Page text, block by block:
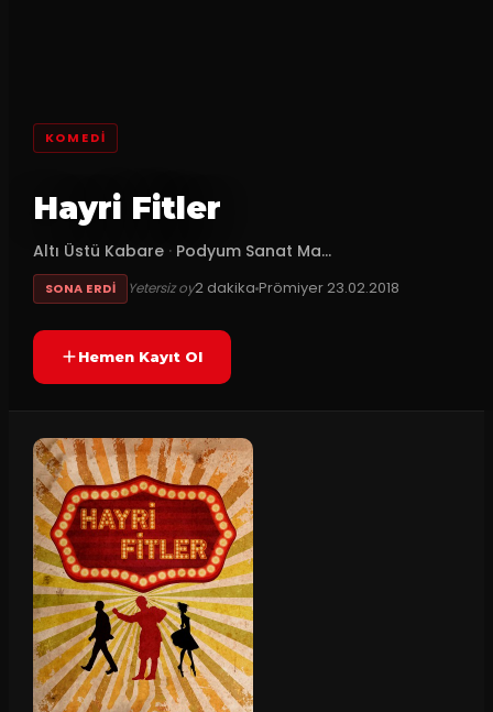
KOMEDI
Hayri Fitler
Altı Üstü Kabare · Podyum Sanat Ma...
SONA ERDI Yetersiz oy2 dakikaPrömiyer 23.02.2018
Hemen Kayıt Ol